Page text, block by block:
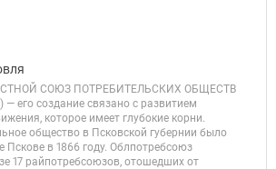
СОЮЗ ПОТРЕБИТЕЛЬСКИХ ОБЩЕСТВ
его создание связано с развитием
которое имеет глубокие корни.
общество в Псковской губернии было
Пскове в 1866 году. Облпотребсоюз
17 райпотребсоюзов, отошедших от